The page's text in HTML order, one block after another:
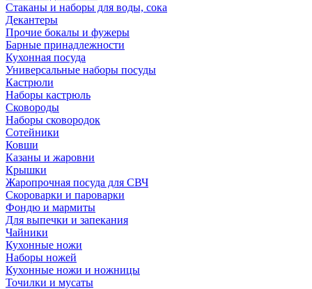
Стаканы и наборы для воды, сока
Декантеры
Прочие бокалы и фужеры
Барные принадлежности
Кухонная посуда
Универсальные наборы посуды
Кастрюли
Наборы кастрюль
Сковороды
Наборы сковородок
Сотейники
Ковши
Казаны и жаровни
Крышки
Жаропрочная посуда для СВЧ
Скороварки и пароварки
Фондю и мармиты
Для выпечки и запекания
Чайники
Кухонные ножи
Наборы ножей
Кухонные ножи и ножницы
Точилки и мусаты